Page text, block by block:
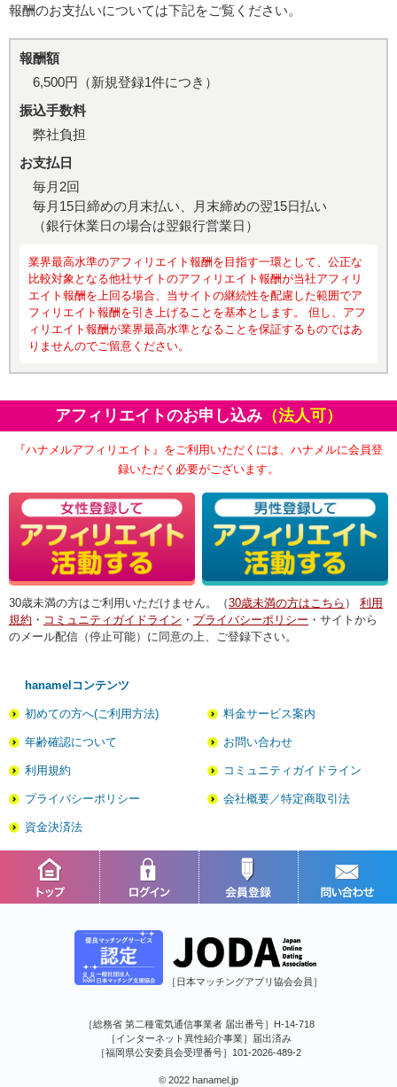
報酬のお支払いについては下記をご覧ください。
報酬額
6,500円（新規登録1件につき）
振込手数料
弊社負担
お支払日
毎月2回
毎月15日締めの月末払い、月末締めの翌15日払い
（銀行休業日の場合は翌銀行営業日）
業界最高水準のアフィリエイト報酬を目指す一環として、公正な
比較対象となる他社サイトのアフィリエイト報酬が当社アフィリ
エイト報酬を上回る場合、当サイトの継続性を配慮した範囲でア
フィリエイト報酬を引き上げることを基本とします。 但し、アフ
ィリエイト報酬が業界最高水準となることを保証するものではあ
りませんのでご留意ください。
アフィリエイトのお申し込み （法人可）
『ハナメルアフィリエイト』をご利用いただくには、ハナメルに会員登
録いただく必要がございます。
30歳未満の方はご利用いただけません。（30歳未満の方はこちら ） 利用
規約 ・ コミュニティガイドライン ・ プライバシーポリシー ・サイトから
のメール配信（停止可能）に同意の上、ご登録下さい。
hanamelコンテンツ
初めての方へ(ご利用方法) 料金サービス案内
年齢確認について お問い合わせ
利用規約 コミュニティガイドライン
プライバシーポリシー 会社概要／特定商取引法
資金決済法
［日本マッチングアプリ協会会員］
［総務省 第二種電気通信事業者 届出番号］H-14-718
［インターネット異性紹介事業］届出済み
［福岡県公安委員会受理番号］101-2026-489-2
© 2022 hanamel.jp